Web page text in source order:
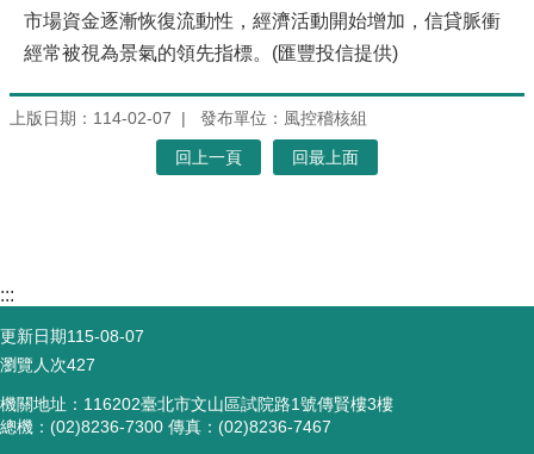
市場資金逐漸恢復流動性，經濟活動開始增加，信貸脈衝
經常被視為景氣的領先指標。(匯豐投信提供)
上版日期：114-02-07 發布單位：風控稽核組
回上一頁 回最上面
:::
更新日期115-08-07
瀏覽人次427
機關地址：116202臺北市文山區試院路1號傳賢樓3樓
總機：(02)8236-7300 傳真：(02)8236-7467